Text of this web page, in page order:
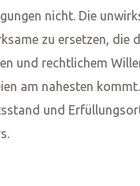
nicht. Die
zu ersetzen, die
und rechtlichem
am nahesten
und